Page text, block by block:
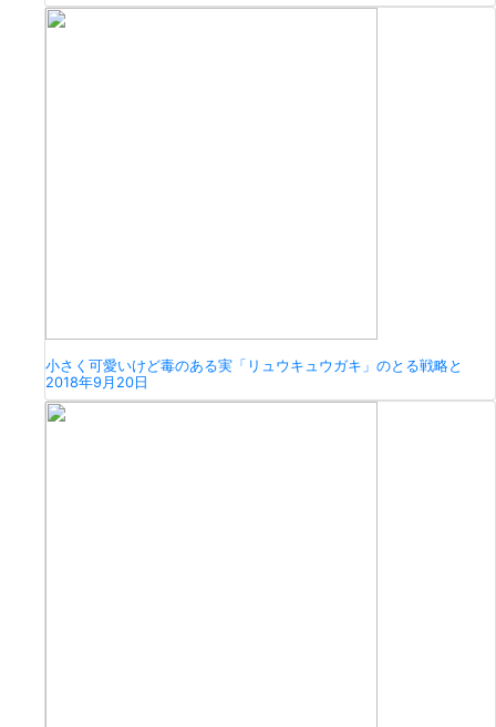
小さく可愛いけど毒のある実「リュウキュウガキ」のとる戦略と
2018年9月20日